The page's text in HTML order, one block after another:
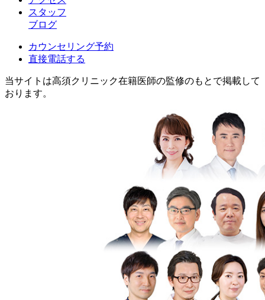
スタッフ
ブログ
カウンセリング予約
直接電話する
当サイトは高須クリニック在籍医師の監修のもとで掲載して
おります。